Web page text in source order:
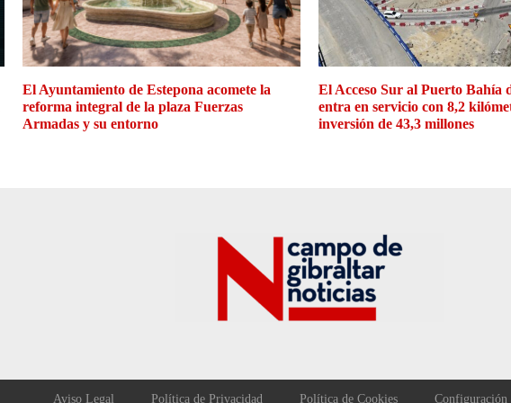
El Ayuntamiento de Estepona acomete la
reforma integral de la plaza Fuerzas
Armadas y su entorno
El Acceso Sur al Puerto Bahía
entra en servicio con 8,2
inversión de 43,3 millones
Aviso Legal Política de Privacidad Política de Cookies Configuración